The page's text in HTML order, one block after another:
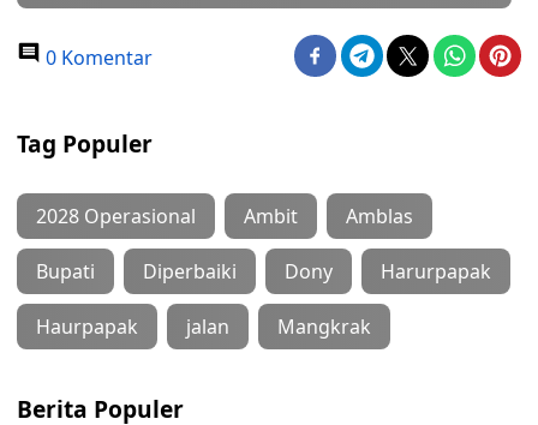
0 Komentar
Tag Populer
2028 Operasional Ambit Amblas
Bupati Diperbaiki Dony Harurpapak
Haurpapak jalan Mangkrak
Berita Populer